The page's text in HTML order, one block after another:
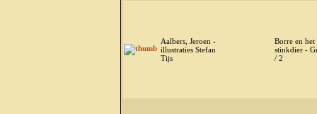
Aalbers, Jeroen -
illustraties Stefan
Tijs
Borre en het
stinkdier -
/ 2